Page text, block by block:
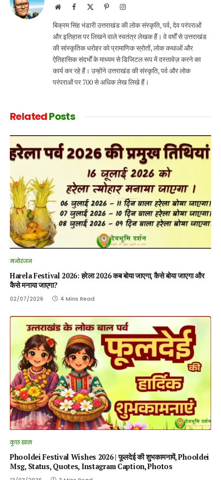
WebsiteFacebook PinterestInstagram
बिक्रम सिंह भंडारी उत्तराखंड की लोक संस्कृति, पर्व, देव परंपराओं
और इतिहास पर लिखने वाले स्वतंत्र लेखक हैं। वे वर्षों से उत्तराखंड
की सांस्कृतिक धरोहर को प्रामाणिक स्रोतों, लोक कथाओं और
ऐतिहासिक संदर्भों के माध्यम से डिजिटल रूप में दस्तावेज़ करने का
कार्य कर रहे हैं। उन्होंने उत्तराखंड की संस्कृति, पर्व और लोक
परंपराओं पर 700 से अधिक लेख लिखे हैं।
RelatedPosts
मनोरंजन
Harela Festival 2026: हरेला 2026 कब बोया जाएगा, कैसे बोया जाएगा और
कैसे मनाया जाएगा?
02/07/2026 4 Mins Read
कुछ खास
Phooldei Festival Wishes 2026 | फूलदेई की शुभकामनायें, Phooldei
Msg, Status, Quotes, Instagram Caption, Photos